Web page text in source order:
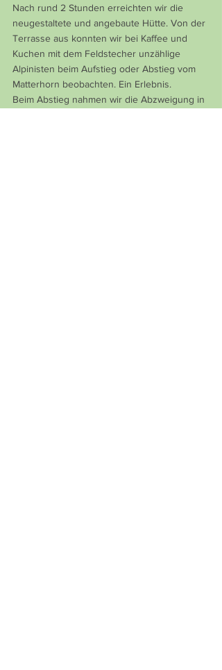
Nach rund 2 Stunden erreichten wir die
neugestaltete und angebaute Hütte. Von der
Terrasse aus konnten wir bei Kaffee und
Kuchen mit dem Feldstecher unzählige
Alpinisten beim Aufstieg oder Abstieg vom
Matterhorn beobachten. Ein Erlebnis.
Beim Abstieg nahmen wir die Abzweigung in